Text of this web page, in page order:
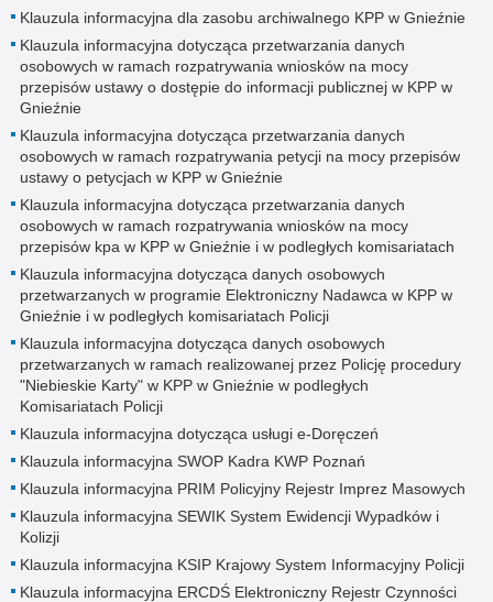
Klauzula informacyjna dla zasobu archiwalnego KPP w Gnieźnie
Klauzula informacyjna dotycząca przetwarzania danych
osobowych w ramach rozpatrywania wniosków na mocy
przepisów ustawy o dostępie do informacji publicznej w KPP w
Gnieźnie
Klauzula informacyjna dotycząca przetwarzania danych
osobowych w ramach rozpatrywania petycji na mocy przepisów
ustawy o petycjach w KPP w Gnieźnie
Klauzula informacyjna dotycząca przetwarzania danych
osobowych w ramach rozpatrywania wniosków na mocy
przepisów kpa w KPP w Gnieźnie i w podległych komisariatach
Klauzula informacyjna dotycząca danych osobowych
przetwarzanych w programie Elektroniczny Nadawca w KPP w
Gnieźnie i w podległych komisariatach Policji
Klauzula informacyjna dotycząca danych osobowych
przetwarzanych w ramach realizowanej przez Policję procedury
"Niebieskie Karty" w KPP w Gnieźnie w podległych
Komisariatach Policji
Klauzula informacyjna dotycząca usługi e-Doręczeń
Klauzula informacyjna SWOP Kadra KWP Poznań
Klauzula informacyjna PRIM Policyjny Rejestr Imprez Masowych
Klauzula informacyjna SEWIK System Ewidencji Wypadków i
Kolizji
Klauzula informacyjna KSIP Krajowy System Informacyjny Policji
Klauzula informacyjna ERCDŚ Elektroniczny Rejestr Czynności